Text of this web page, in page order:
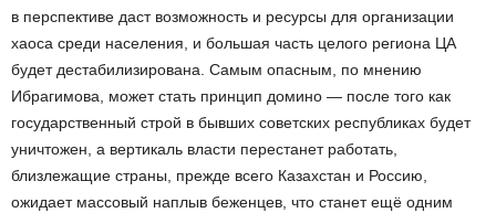
в перспективе даст возможность и ресурсы для организации
хаоса среди населения, и большая часть целого региона ЦА
будет дестабилизирована. Самым опасным, по мнению
Ибрагимова, может стать принцип домино — после того как
государственный строй в бывших советских республиках будет
уничтожен, а вертикаль власти перестанет работать,
близлежащие страны, прежде всего Казахстан и Россию,
ожидает массовый наплыв беженцев, что станет ещё одним